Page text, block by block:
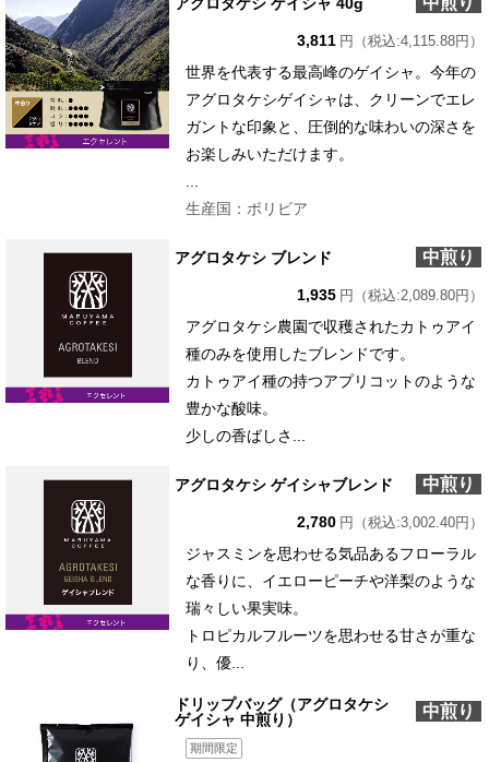
3,811 円（税込:4,115.88円）
世界を代表する最高峰のゲイシャ。今年の
アグロタケシゲイシャは、クリーンでエレ
ガントな印象と、圧倒的な味わいの深さを
お楽しみいただけます。
生産国：ボリビア
アグロタケシ ブレンド 中煎り
1,935 円（税込:2,089.80円）
アグロタケシ農園で収穫されたカトゥアイ
種のみを使用したブレンドです。
カトゥアイ種の持つアプリコットのような
豊かな酸味。
少しの香ばしさ...
アグロタケシ ゲイシャブレンド 中煎り
2,780 円（税込:3,002.40円）
ジャスミンを思わせる気品あるフローラル
な香りに、イエローピーチや洋梨のような
瑞々しい果実味。
トロピカルフルーツを思わせる甘さが重な
り、優...
ドリップバッグ（アグロタケシ
ゲイシャ 中煎り）
中煎り
期間限定